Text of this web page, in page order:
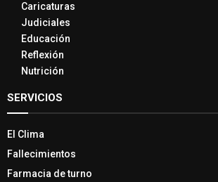
Caricaturas
Judiciales
Educación
Reflexión
Nutrición
SERVICIOS
El Clima
Fallecimientos
Farmacia de turno